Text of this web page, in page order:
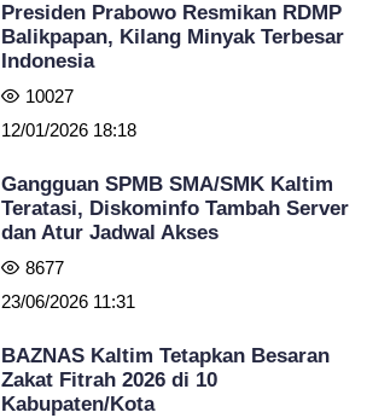
Presiden Prabowo Resmikan RDMP
Balikpapan, Kilang Minyak Terbesar
Indonesia
10027
12/01/2026 18:18
Gangguan SPMB SMA/SMK Kaltim
Teratasi, Diskominfo Tambah Server
dan Atur Jadwal Akses
8677
23/06/2026 11:31
BAZNAS Kaltim Tetapkan Besaran
Zakat Fitrah 2026 di 10
Kabupaten/Kota